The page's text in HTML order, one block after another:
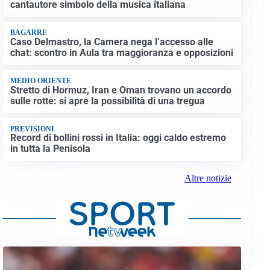
cantautore simbolo della musica italiana
BAGARRE
Caso Delmastro, la Camera nega l’accesso alle
chat: scontro in Aula tra maggioranza e opposizioni
MEDIO ORIENTE
Stretto di Hormuz, Iran e Oman trovano un accordo
sulle rotte: si apre la possibilità di una tregua
PREVISIONI
Record di bollini rossi in Italia: oggi caldo estremo
in tutta la Penisola
Altre notizie